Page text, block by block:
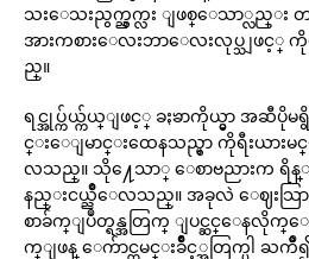
သးေသးညွက္ညွက္လး ျဖစ္ေသာ္လည္
အားကစားေလးဘာေလးလုပ္သျဖင့္ ကို
ည္။
ရင္အုပ္က်ယ္က်ယ္ျဖင့္ ခႏၶာကိုယ္မွာ အဆီပိုမ
င္းေျမာင္းထေနသည္မွာ ကိုရီးယား
လသည္။ သို႔ေသာ္ ေစာဗညားက ရိန္
နည္းငယ္ညိဳေလသည္။ အခုလဲ ေဈးသြား
စာခ်က္ျပဳတ္ရန္အတြက္ ျပင္ဆင္ေနလိုက္
က္ျဖန္ ေက်ာင္ထမင္းခ်ိဳင့္အတြက္ပါ ႀကိဳ